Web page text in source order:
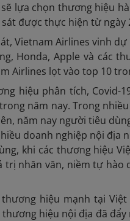
sẽ lựa chọn thương hiệu
được thực hiện từ ngày
Vietnam Airlines vinh
Honda, Apple và các
Airlines lọt vào top 10
hiệu phân tích,
năm nay. Trong
năm nay người tiêu
doanh nghiệp nội địa
khi các thương hiệu
trị nhăn văn, niềm tự hào
hiệu mạnh tại Việt
hiệu nội địa đã